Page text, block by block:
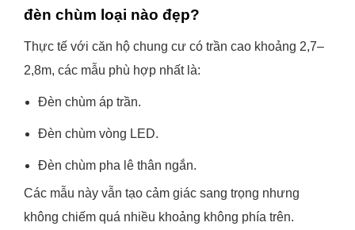
đèn chùm loại nào đẹp?
Thực tế với căn hộ chung cư có trần cao khoảng 2,7–
2,8m, các mẫu phù hợp nhất là:
Đèn chùm áp trần.
Đèn chùm vòng LED.
Đèn chùm pha lê thân ngắn.
Các mẫu này vẫn tạo cảm giác sang trọng nhưng
không chiếm quá nhiều khoảng không phía trên.